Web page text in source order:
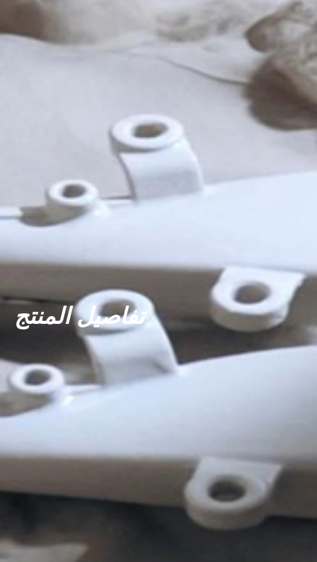
تفاصيل المنتج